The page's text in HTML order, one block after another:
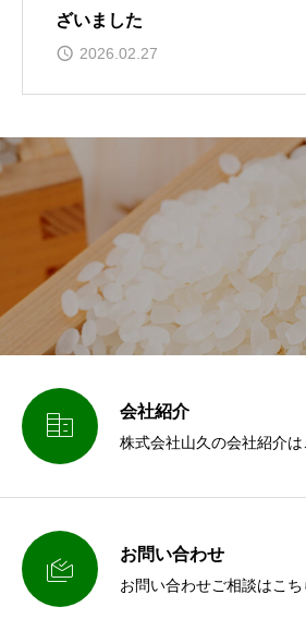
ざいました
2026.02.27
 会社紹介
株式会社山久の会社紹介は
 お問い合わせ
お問い合わせご相談はこ